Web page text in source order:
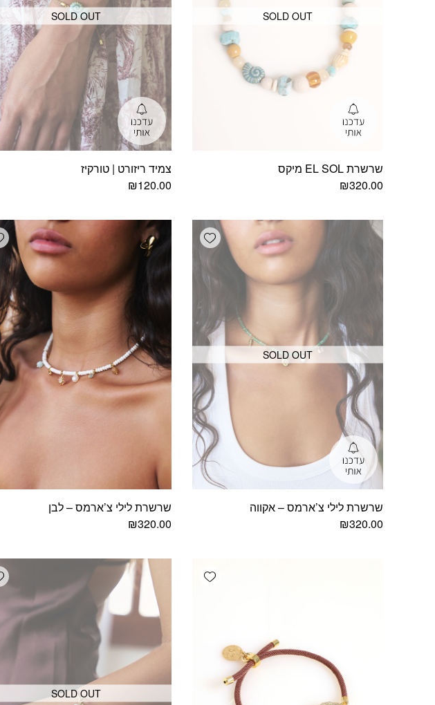
SOLD OUT
שרשרת EL SOL מיקס
₪320.00
SOLD OUT
צמיד ריזורט | טורקיז
₪120.00
Add wishlist
SOLD OUT
שרשרת לילי צ’ארמס – אקווה
₪320.00
שרשרת לילי צ’ארמס – לבן
₪320.00
Add wishlist
SOLD OUT